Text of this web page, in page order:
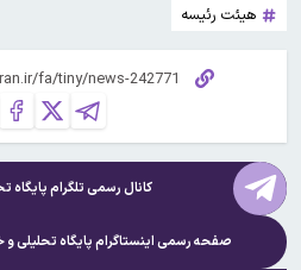
هیئت رئیسه
کانال رسمی تلگرام پایگاه
صفحه رسمی اینستاگرام پایگاه تحلیلی و